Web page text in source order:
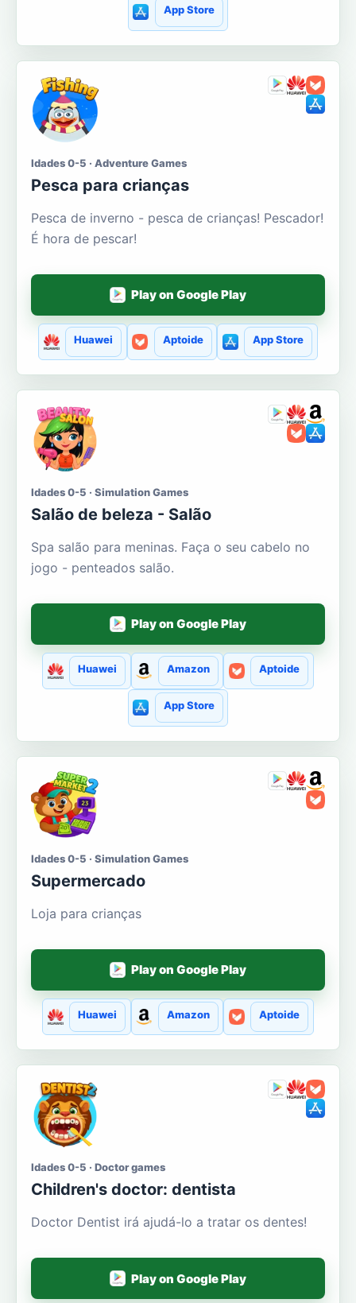
App Store
Idades 0-5 · Adventure Games
Pesca para crianças
Pesca de inverno - pesca de crianças! Pescador!
É hora de pescar!
Play on Google Play
Huawei Aptoide App Store
Idades 0-5 · Simulation Games
Salão de beleza - Salão
Spa salão para meninas. Faça o seu cabelo no
jogo - penteados salão.
Play on Google Play
Huawei Amazon Aptoide
App Store
Idades 0-5 · Simulation Games
Supermercado
Loja para crianças
Play on Google Play
Huawei Amazon Aptoide
Idades 0-5 · Doctor games
Сhildren's doctor: dentista
Doctor Dentist irá ajudá-lo a tratar os dentes!
Play on Google Play